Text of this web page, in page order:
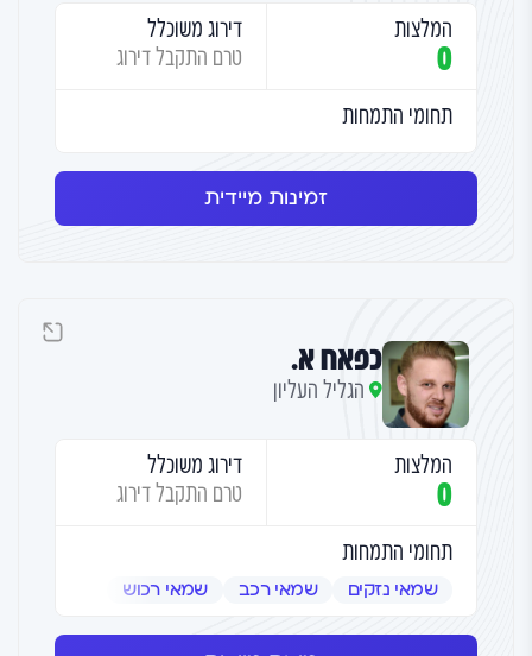
המלצות
0
דירוג משוכלל
טרם התקבל דירוג
תחומי התמחות
זמינות מיידית
כפאח א.
הגליל העליון
המלצות
0
דירוג משוכלל
טרם התקבל דירוג
תחומי התמחות
שמאי נזקים שמאי רכב שמאי רכוש